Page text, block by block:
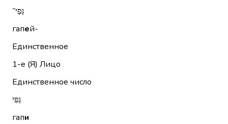
גַּפֵּי־
гапей-
Единственное
1-е (Я) Лицо
Единственное число
גַּפִּי
гапи